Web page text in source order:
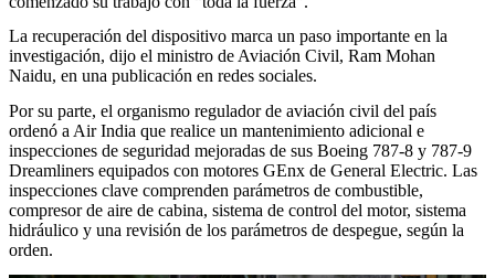
La recuperación del dispositivo marca un paso importante en la
investigación, dijo el ministro de Aviación Civil, Ram Mohan
Naidu, en una publicación en redes sociales.
Por su parte, el organismo regulador de aviación civil del país
ordenó a Air India que realice un mantenimiento adicional e
inspecciones de seguridad mejoradas de sus Boeing 787-8 y 787-9
Dreamliners equipados con motores GEnx de General Electric. Las
inspecciones clave comprenden parámetros de combustible,
compresor de aire de cabina, sistema de control del motor, sistema
hidráulico y una revisión de los parámetros de despegue, según la
orden.